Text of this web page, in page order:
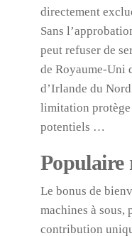
directement
Sans
peut refuser de
de Royaume-Uni
d’Irlande du
limitation protège
potentiels …
Populaire
Le bonus de
machines à sous,
contribution